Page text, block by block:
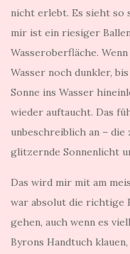
nicht erlebt. Es sieht so
mir ist ein riesiger
Wasseroberfläche.
Wasser noch dunkler,
Sonne ins Wasser
wieder auftaucht. Das
unbeschreiblich an – die
glitzernde Sonnenlicht
Das wird mir mit am
war absolut die richtige
gehen, auch wenn es
Byrons Handtuch